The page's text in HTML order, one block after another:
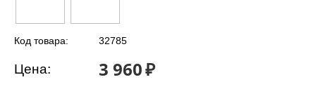
Код товара: 32785
Цена: 3 960₽